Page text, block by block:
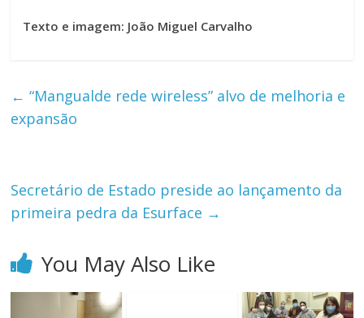
Texto e imagem: João Miguel Carvalho
← “Mangualde rede wireless” alvo de melhoria e
expansão
Secretário de Estado preside ao lançamento da
primeira pedra da Esurface →
You May Also Like